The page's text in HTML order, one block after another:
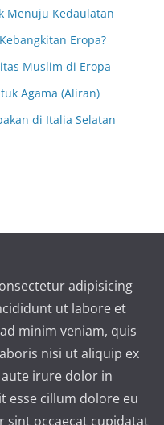
Menuju Kedaulatan
Eropa?
Muslim di Eropa
Agama (Aliran)
di Italia Selatan
adipisicing
ut labore et
minim veniam, quis
nisi ut aliquip ex
irure dolor in
esse cillum dolore eu
sint occaecat cupidatat